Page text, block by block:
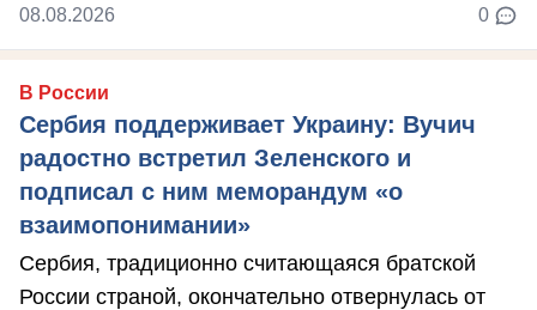
08.08.2026 0
В России
Сербия поддерживает Украину: Вучич
радостно встретил Зеленского и
подписал с ним меморандум «о
взаимопонимании»
Сербия, традиционно считающаяся братской
России страной, окончательно отвернулась от